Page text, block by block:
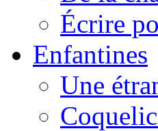
Écrire
Enfantines
Une